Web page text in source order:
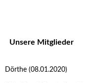
Unsere Mitglieder
Dörthe (08.01.2020)